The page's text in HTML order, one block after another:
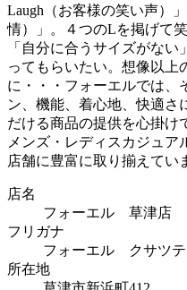
Laugh（お客様の笑い声）
情）」。４つのLを掲げて
「自分に合うサイズがな
ってもらいたい。想像以上
に・・・フォーエルでは、
ン、機能、着心地、快適さ
だける商品の提供を心掛け
メンズ・レディスカジュ
店舗に豊富に取り揃えてい
店名
フォーエル 草津店
フリガナ
フォーエル クサツテ
所在地